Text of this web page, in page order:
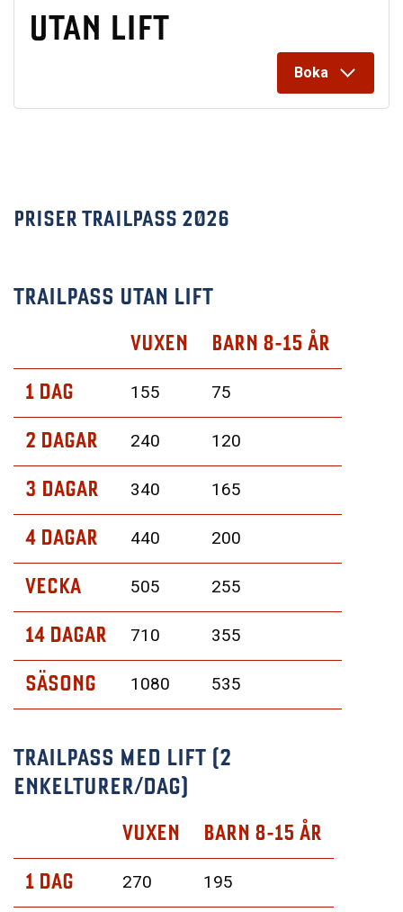
UTAN LIFT
Boka
PRISER TRAILPASS 2026
TRAILPASS UTAN LIFT
VUXEN BARN 8-15 ÅR
1 DAG 155 75
2 DAGAR 240 120
3 DAGAR 340 165
4 DAGAR 440 200
VECKA 505 255
14 DAGAR 710 355
SÄSONG 1080 535
TRAILPASS MED LIFT (2
ENKELTURER/DAG)
VUXEN BARN 8-15 ÅR
1 DAG 270 195